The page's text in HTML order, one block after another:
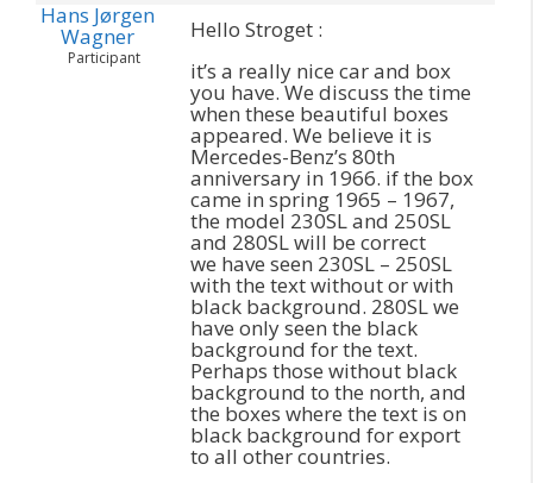
Hans Jørgen
Wagner
Participant
Hello Stroget :
it’s a really nice car and box
you have. We discuss the time
when these beautiful boxes
appeared. We believe it is
Mercedes-Benz’s 80th
anniversary in 1966. if the box
came in spring 1965 – 1967,
the model 230SL and 250SL
and 280SL will be correct
we have seen 230SL – 250SL
with the text without or with
black background. 280SL we
have only seen the black
background for the text.
Perhaps those without black
background to the north, and
the boxes where the text is on
black background for export
to all other countries.